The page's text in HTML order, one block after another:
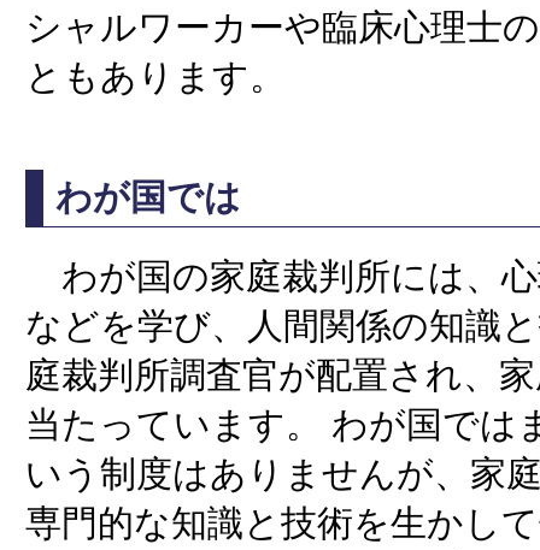
シャルワーカーや臨床心理士
ともあります。
わが国では
わが国の家庭裁判所には、
などを学び、人間関係の知識
庭裁判所調査官が配置され、
当たっています。 わが国では
いう制度はありませんが、家
専門的な知識と技術を生かし